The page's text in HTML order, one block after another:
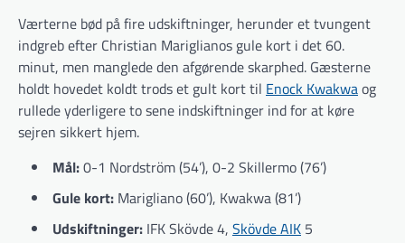
Værterne bød på fire udskiftninger, herunder et tvungent
indgreb efter Christian Mariglianos gule kort i det 60.
minut, men manglede den afgørende skarphed. Gæsterne
holdt hovedet koldt trods et gult kort til Enock Kwakwaog
rullede yderligere to sene indskiftninger ind for at køre
sejren sikkert hjem.
Mål:0-1 Nordström (54’), 0-2 Skillermo (76’)
Gule kort: Marigliano (60’), Kwakwa (81’)
Udskiftninger: IFK Skövde 4, Skövde AIK 5